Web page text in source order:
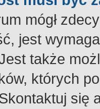
mógł
jest
także
których
się